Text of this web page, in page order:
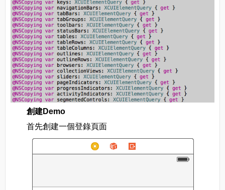
創建Demo
首先創建一個登錄頁面